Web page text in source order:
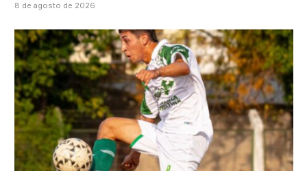
8 de agosto de 2026